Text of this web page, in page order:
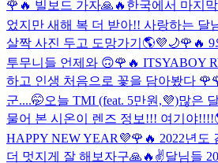
🌹🔥 빌보드 가자🙏🔥 한국에서 마지
었지만 새해 복 더 받아!! 사랑하는 달
살짝 사진 두고 도망가기🌎💜🌙🌹🔥 9
투무니들 언제와 🙃🌹🔥 ITSYABOY
하고 인생 처음으로 꽃을 담아봤다 🌹
군....🤭오늘 TMI (feat. 5만원,💜)많은
물어 본 시온이 렌즈 정보!!! 여기야
HAPPY NEW YEAR💜🌹🔥 2022년도
더 멋지게 잘 해보자구🙏🔥✌️달님들